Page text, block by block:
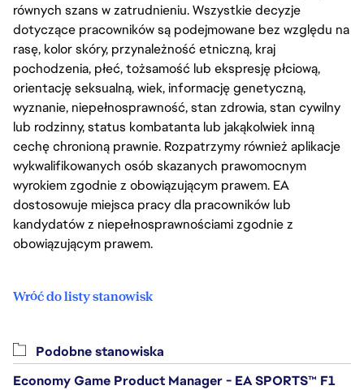
równych szans w zatrudnieniu. Wszystkie decyzje
dotyczące pracowników są podejmowane bez względu na
rasę, kolor skóry, przynależność etniczną, kraj
pochodzenia, płeć, tożsamość lub ekspresję płciową,
orientację seksualną, wiek, informację genetyczną,
wyznanie, niepełnosprawność, stan zdrowia, stan cywilny
lub rodzinny, status kombatanta lub jakąkolwiek inną
cechę chronioną prawnie. Rozpatrzymy również aplikacje
wykwalifikowanych osób skazanych prawomocnym
wyrokiem zgodnie z obowiązującym prawem. EA
dostosowuje miejsca pracy dla pracowników lub
kandydatów z niepełnosprawnościami zgodnie z
obowiązującym prawem.
Wróć do listy stanowisk
Podobne stanowiska
Economy Game Product Manager - EA SPORTS™ F1